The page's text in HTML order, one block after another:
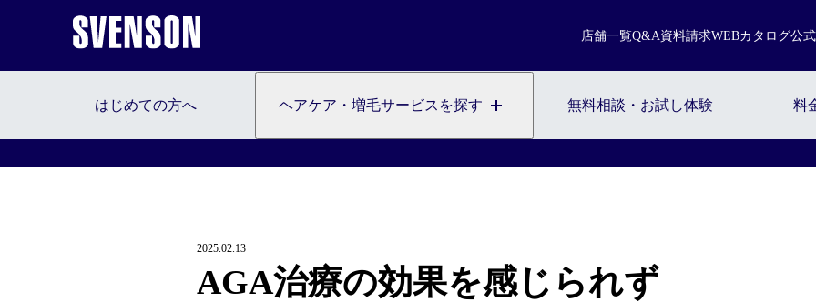
店舗一覧Q&A資料請求WEBカタログ公
はじめての方へ ヘアケア・増毛サービスを探す 無料相談・お試し体験 料
まずは無料相談を。お気軽にご来店ください。
0120-17-7109
無料相談・お試し体
2025.02.13
AGA治療の効果を感じられず